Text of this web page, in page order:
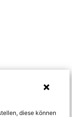
diese können